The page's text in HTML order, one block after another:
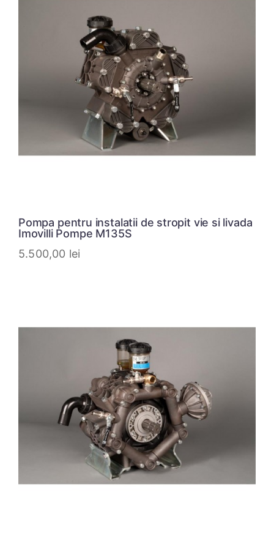
Pompa pentru instalatii de stropit vie si livada
Imovilli Pompe M135S
5.500,00 lei